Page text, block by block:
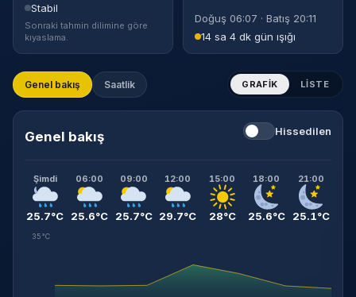
Stabil
Sonraki tahmin dilimine göre
kıyaslama.
Doğuş 06:07 · Batış 20:11
14 sa 4 dk gün ışığı
Genel bakış Saatlik GRAFIK LISTE
Genel bakış Hissedilen
Şimdi
25.7°C
06:00
25.6°C
09:00
25.7°C
12:00
29.7°C
15:00
28°C
18:00
25.6°C
21:00
25.1°C
35°C